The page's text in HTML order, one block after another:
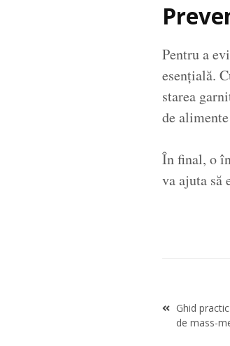
Pentru a
esențială.
starea
de
În final, o
va ajuta să
Ghid
de mass-